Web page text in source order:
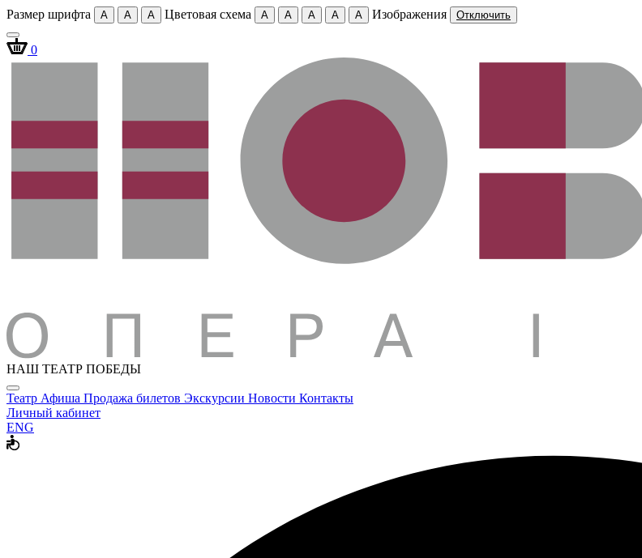
Размер шрифта A A A Цветовая схема A A A A A Изображения Отключить
0
НАШ ТЕАТР ПОБЕДЫ
Театр Афиша Продажа билетов Экскурсии Новости Контакты
Личный кабинет
ENG